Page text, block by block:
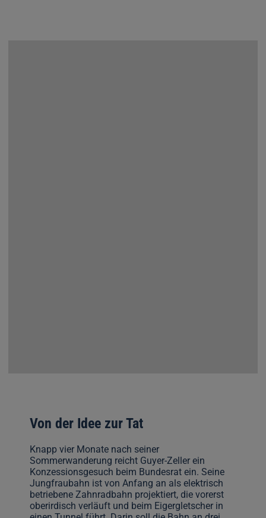
Von der Idee zur Tat
Knapp vier Monate nach seiner
Sommerwanderung reicht Guyer-Zeller ein
Konzessionsgesuch beim Bundesrat ein. Seine
Jungfraubahn ist von Anfang an als elektrisch
betriebene Zahnradbahn projektiert, die vorerst
oberirdisch verläuft und beim Eigergletscher in